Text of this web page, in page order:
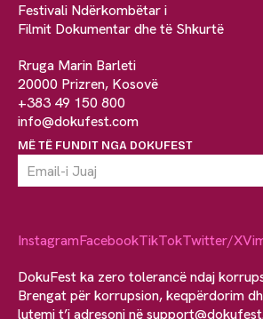
Festivali Ndërkombëtar i
Filmit Dokumentar dhe të Shkurtë
Rruga Marin Barleti
20000 Prizren, Kosovë
+383 49 150 800
info@dokufest.com
MË TË FUNDIT NGA DOKUFEST
InstagramFacebookTikTokTwitter/X
DokuFest ka zero tolerancë ndaj
Brengat për korrupsion, keqpërdorim
lutemi t’i adresoni në